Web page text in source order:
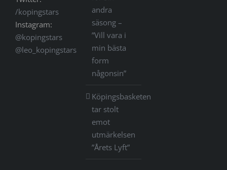
/kopingstars
Instagram:
@kopingstars
@leo_kopingstars
andra
säsong –
”Vill vara i
min bästa
form
någonsin”
Köpingsbasketen
tar stolt
emot
utmärkelsen
”Årets Lyft”